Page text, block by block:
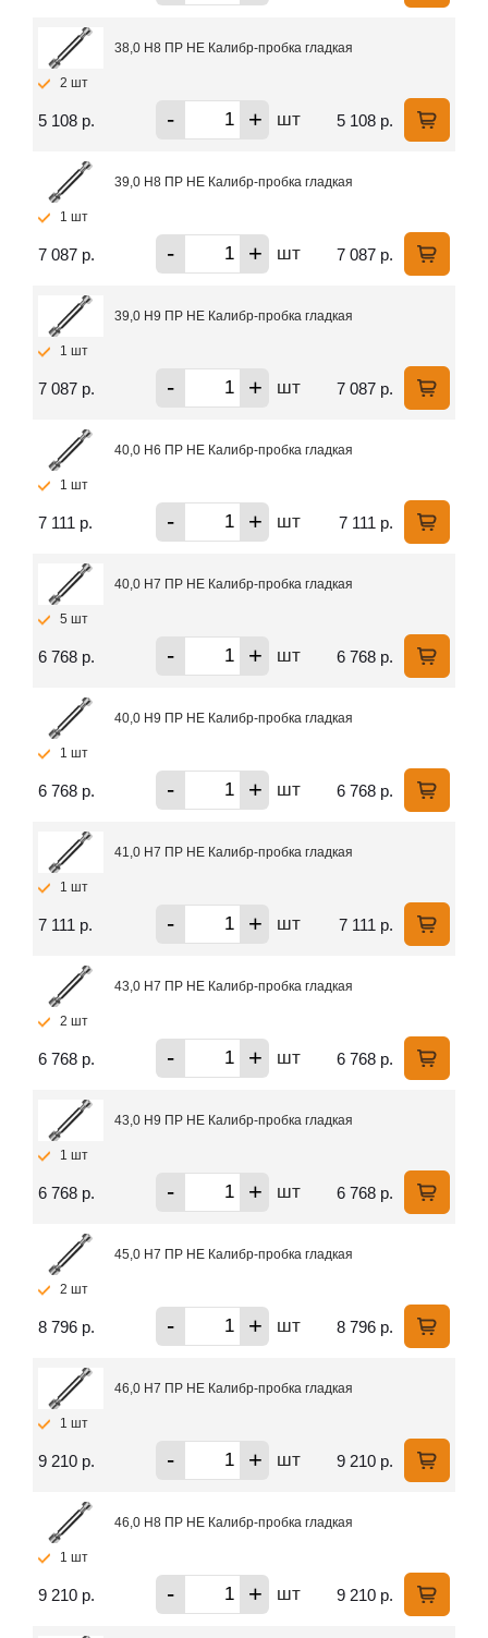
38,0 H8 ПР НЕ Калибр-пробка гладкая
2 шт
5 108 р. - + шт 5 108 р.
39,0 H8 ПР НЕ Калибр-пробка гладкая
1 шт
7 087 р. - + шт 7 087 р.
39,0 H9 ПР НЕ Калибр-пробка гладкая
1 шт
7 087 р. - + шт 7 087 р.
40,0 H6 ПР НЕ Калибр-пробка гладкая
1 шт
7 111 р. - + шт 7 111 р.
40,0 H7 ПР НЕ Калибр-пробка гладкая
5 шт
6 768 р. - + шт 6 768 р.
40,0 H9 ПР НЕ Калибр-пробка гладкая
1 шт
6 768 р. - + шт 6 768 р.
41,0 H7 ПР НЕ Калибр-пробка гладкая
1 шт
7 111 р. - + шт 7 111 р.
43,0 H7 ПР НЕ Калибр-пробка гладкая
2 шт
6 768 р. - + шт 6 768 р.
43,0 H9 ПР НЕ Калибр-пробка гладкая
1 шт
6 768 р. - + шт 6 768 р.
45,0 H7 ПР НЕ Калибр-пробка гладкая
2 шт
8 796 р. - + шт 8 796 р.
46,0 H7 ПР НЕ Калибр-пробка гладкая
1 шт
9 210 р. - + шт 9 210 р.
46,0 H8 ПР НЕ Калибр-пробка гладкая
1 шт
9 210 р. - + шт 9 210 р.